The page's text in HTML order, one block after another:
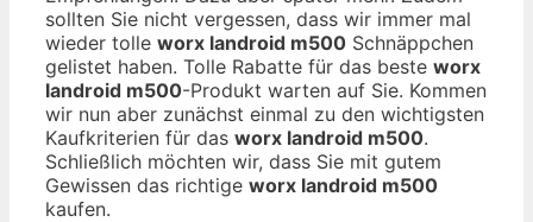
sollten Sie nicht vergessen, dass wir immer mal
wieder tolle worx landroid m500 Schnäppchen
gelistet haben. Tolle Rabatte für das beste worx
landroid m500-Produkt warten auf Sie. Kommen
wir nun aber zunächst einmal zu den wichtigsten
Kaufkriterien für das worx landroid m500.
Schließlich möchten wir, dass Sie mit gutem
Gewissen das richtige worx landroid m500
kaufen.